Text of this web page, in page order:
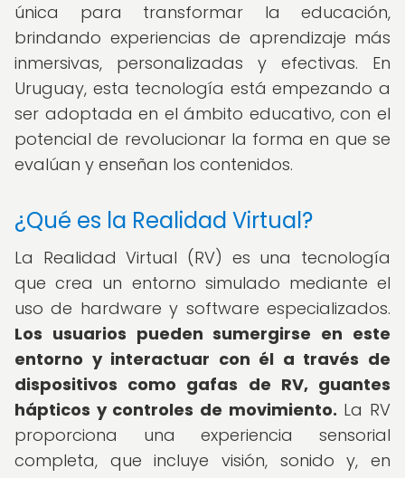
única para transformar la educación,
brindando experiencias de aprendizaje más
inmersivas, personalizadas y efectivas. En
Uruguay, esta tecnología está empezando a
ser adoptada en el ámbito educativo, con el
potencial de revolucionar la forma en que se
evalúan y enseñan los contenidos.
¿Qué es la Realidad Virtual?
La Realidad Virtual (RV) es una tecnología
que crea un entorno simulado mediante el
uso de hardware y software especializados.
Los usuarios pueden sumergirse en este
entorno y interactuar con él a través de
dispositivos como gafas de RV, guantes
hápticos y controles de movimiento. La RV
proporciona una experiencia sensorial
completa, que incluye visión, sonido y, en